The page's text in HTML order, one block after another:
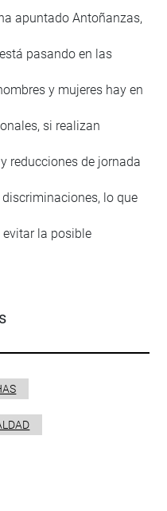
apuntado Antoñanzas,
pasando en las
y mujeres hay en
si realizan
reducciones de jornada
lo que
la posible